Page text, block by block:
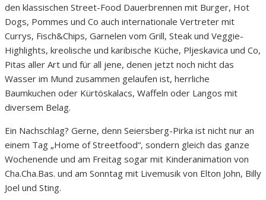
den klassischen Street-Food Dauerbrennen mit Burger, Hot
Dogs, Pommes und Co auch internationale Vertreter mit
Currys, Fisch&Chips, Garnelen vom Grill, Steak und Veggie-
Highlights, kreolische und karibische Küche, Pljeskavica und Co,
Pitas aller Art und für all jene, denen jetzt noch nicht das
Wasser im Mund zusammen gelaufen ist, herrliche
Baumkuchen oder Kürtöskalacs, Waffeln oder Langos mit
diversem Belag.
Ein Nachschlag? Gerne, denn Seiersberg-Pirka ist nicht nur an
einem Tag „Home of Streetfood“, sondern gleich das ganze
Wochenende und am Freitag sogar mit Kinderanimation von
Cha.Cha.Bas. und am Sonntag mit Livemusik von Elton John, Billy
Joel und Sting.